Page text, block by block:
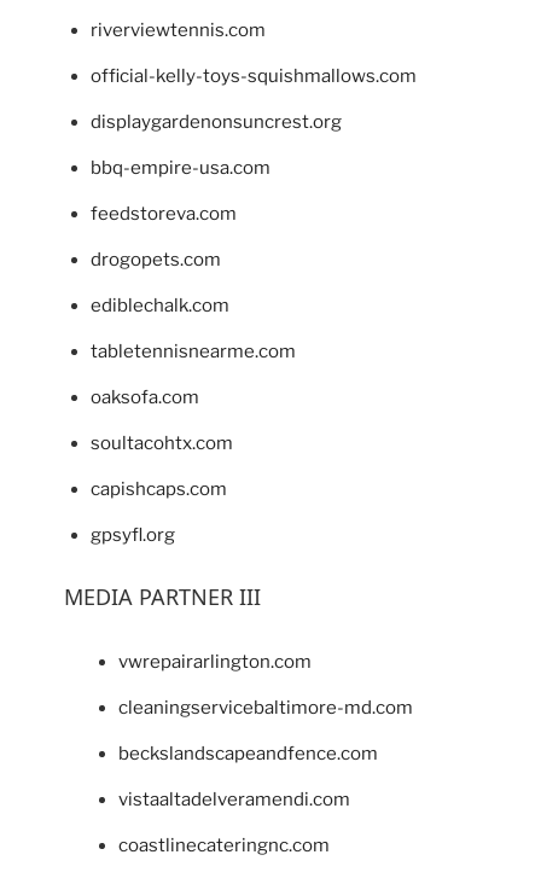
riverviewtennis.com
official-kelly-toys-squishmallows.com
displaygardenonsuncrest.org
bbq-empire-usa.com
feedstoreva.com
drogopets.com
ediblechalk.com
tabletennisnearme.com
oaksofa.com
soultacohtx.com
capishcaps.com
gpsyfl.org
MEDIA PARTNER III
vwrepairarlington.com
cleaningservicebaltimore-md.com
beckslandscapeandfence.com
vistaaltadelveramendi.com
coastlinecateringnc.com